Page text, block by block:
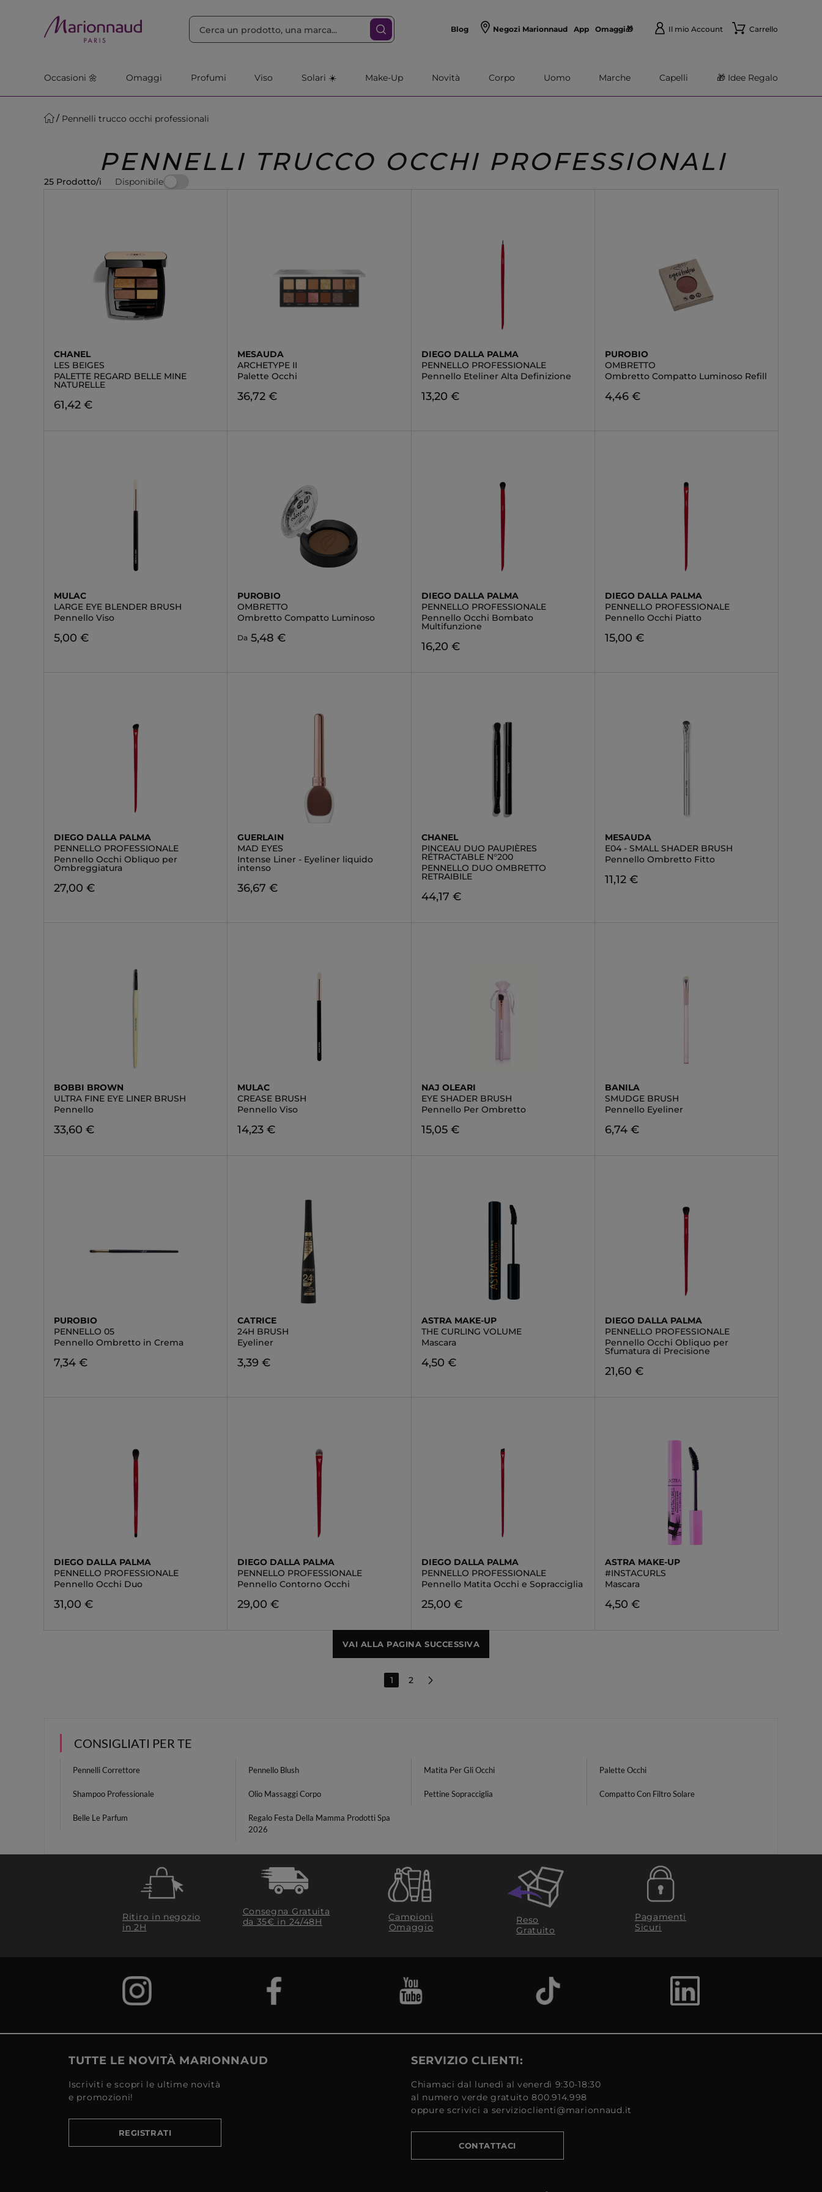
Blog Negozi Marionnaud App Omaggi🎁 Il mio Account Carrello
Occasioni 🌼 Omaggi Profumi Viso Solari ☀️ Make-Up Novità Corpo Uomo Marche Capelli 🎁 Idee Regalo
Pennelli trucco occhi professionali
PENNELLI TRUCCO OCCHI PROFESSIONALI
25 Prodotto/i Disponibile
CHANEL
LES BEIGES
PALETTE REGARD BELLE MINE
NATURELLE
61,42 €
MESAUDA
ARCHETYPE II
Palette Occhi
36,72 €
DIEGO DALLA PALMA
PENNELLO PROFESSIONALE
Pennello Eteliner Alta Definizione
13,20 €
PUROBIO
OMBRETTO
Ombretto Compatto Luminoso Refill
4,46 €
MULAC
LARGE EYE BLENDER BRUSH
Pennello Viso
5,00 €
PUROBIO
OMBRETTO
Ombretto Compatto Luminoso
Da 5,48 €
DIEGO DALLA PALMA
PENNELLO PROFESSIONALE
Pennello Occhi Bombato
Multifunzione
16,20 €
DIEGO DALLA PALMA
PENNELLO PROFESSIONALE
Pennello Occhi Piatto
15,00 €
DIEGO DALLA PALMA
PENNELLO PROFESSIONALE
Pennello Occhi Obliquo per
Ombreggiatura
27,00 €
GUERLAIN
MAD EYES
Intense Liner - Eyeliner liquido
intenso
36,67 €
CHANEL
PINCEAU DUO PAUPIÈRES
RÉTRACTABLE N°200
PENNELLO DUO OMBRETTO
RETRAIBILE
44,17 €
MESAUDA
E04 - SMALL SHADER BRUSH
Pennello Ombretto Fitto
11,12 €
BOBBI BROWN
ULTRA FINE EYE LINER BRUSH
Pennello
33,60 €
MULAC
CREASE BRUSH
Pennello Viso
14,23 €
NAJ OLEARI
EYE SHADER BRUSH
Pennello Per Ombretto
15,05 €
BANILA
SMUDGE BRUSH
Pennello Eyeliner
6,74 €
PUROBIO
PENNELLO 05
Pennello Ombretto in Crema
7,34 €
CATRICE
24H BRUSH
Eyeliner
3,39 €
ASTRA MAKE-UP
THE CURLING VOLUME
Mascara
4,50 €
DIEGO DALLA PALMA
PENNELLO PROFESSIONALE
Pennello Occhi Obliquo per
Sfumatura di Precisione
21,60 €
DIEGO DALLA PALMA
PENNELLO PROFESSIONALE
Pennello Occhi Duo
31,00 €
DIEGO DALLA PALMA
PENNELLO PROFESSIONALE
Pennello Contorno Occhi
29,00 €
DIEGO DALLA PALMA
PENNELLO PROFESSIONALE
Pennello Matita Occhi e Sopracciglia
25,00 €
ASTRA MAKE-UP
#INSTACURLS
Mascara
4,50 €
VAI ALLA PAGINA SUCCESSIVA
1 2
CONSIGLIATI PER TE
Pennelli Correttore Pennello Blush Matita Per Gli Occhi Palette Occhi
Shampoo Professionale Olio Massaggi Corpo Pettine Sopracciglia Compatto Con Filtro Solare
Belle Le Parfum
Regalo Festa Della Mamma Prodotti Spa
2026
Ritiro in negozio
in 2H
Consegna Gratuita
da 35€​ in 24/48H
Campioni
Omaggio
Reso
Gratuito
Pagamenti
Sicuri
TUTTE LE NOVITÀ MARIONNAUD
Iscriviti e scopri le ultime novità
e promozioni!
REGISTRATI
SERVIZIO CLIENTI:
Chiamaci dal lunedì al venerdì 9:30-18:30
al numero verde gratuito 800.914.998
oppure scrivici a servizioclienti@marionnaud.it
CONTATTACI